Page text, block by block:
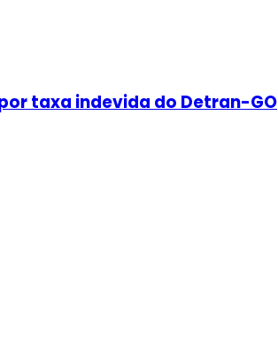
taxa indevida do Detran-GO